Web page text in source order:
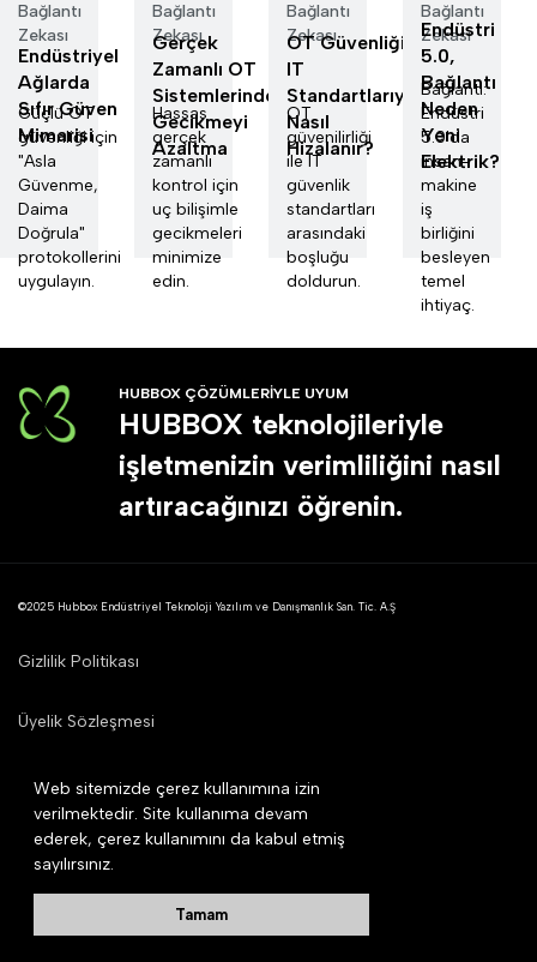
Web sitemizde çerez kullanımına izin
verilmektedir. Site kullanıma devam
ederek, çerez kullanımını da kabul etmiş
sayılırsınız.
Tamam
Bağlantı
Zekası
Endüstriyel
Ağlarda
Sıfır Güven
Mimarisi
Güçlü OT
güvenliği için
"Asla
Güvenme,
Daima
Doğrula"
protokollerini
uygulayın.
Bağlantı
Zekası
Gerçek
Zamanlı OT
Sistemlerinde
Gecikmeyi
Azaltma
Hassas
gerçek
zamanlı
kontrol için
uç bilişimle
gecikmeleri
minimize
edin.
Bağlantı
Zekası
OT Güvenliği
IT
Standartlarıyla
Nasıl
Hizalanır?
OT
güvenilirliği
ile IT
güvenlik
standartları
arasındaki
boşluğu
doldurun.
Bağlantı
Zekası
Endüstri
5.0,
Bağlantı
Neden
Yeni
Elektrik?
Bağlantı:
Endüstri
5.0'da
insan-
makine
iş
birliğini
besleyen
temel
ihtiyaç.
HUBBOX ÇÖZÜMLERİYLE UYUM
HUBBOX teknolojileriyle
işletmenizin verimliliğini nasıl
artıracağınızı öğrenin.
©2025 Hubbox Endüstriyel Teknoloji Yazılım ve Danışmanlık San. Tic. A.Ş
Gizlilik Politikası
Üyelik Sözleşmesi
Mesafeli Satış Sözleşmesi
Çerez Politikası